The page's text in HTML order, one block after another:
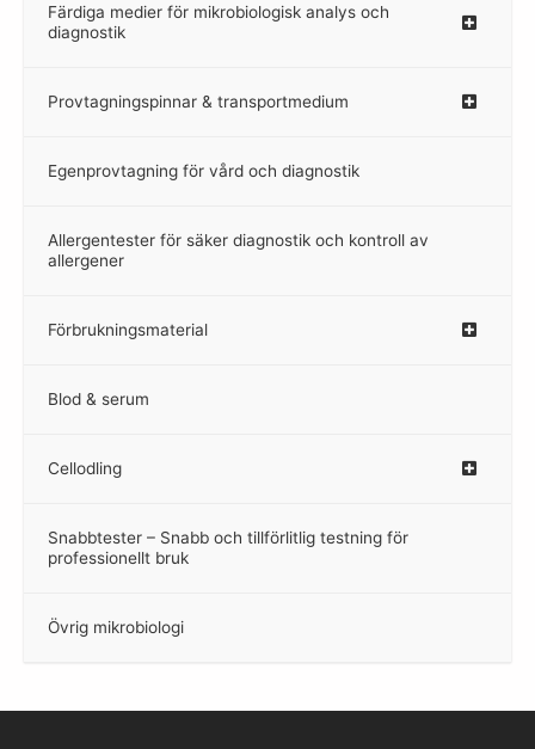
Färdiga medier för mikrobiologisk analys och
diagnostik
Provtagningspinnar & transportmedium
–
Egenprovtagning för vård och diagnostik
–
Allergentester för säker diagnostik och kontroll av
allergener
–
Förbrukningsmaterial
Blod & serum
Cellodling
–
Snabbtester – Snabb och tillförlitlig testning för
professionellt bruk
–
Övrig mikrobiologi
–